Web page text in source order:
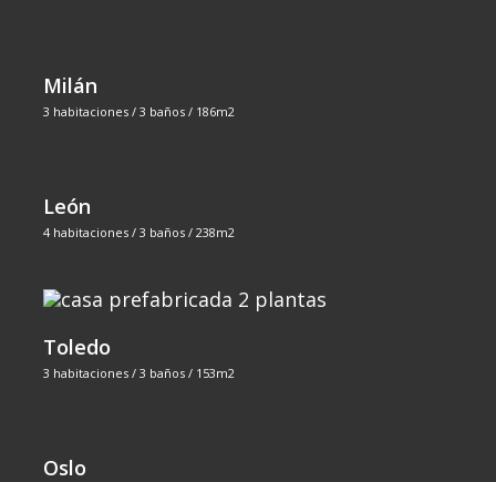
Milán
3 habitaciones / 3 baños / 186m2
León
4 habitaciones / 3 baños / 238m2
Toledo
3 habitaciones / 3 baños / 153m2
Oslo